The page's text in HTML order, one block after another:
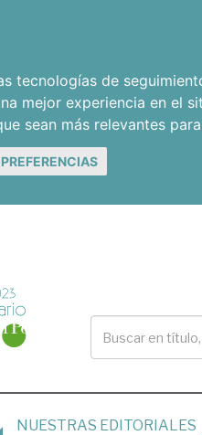
tecnologías de
mejor experiencia en el
sean más relevantes
NUESTRAS EDITORIALES